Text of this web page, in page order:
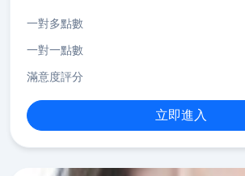
一對多點數
一對一點數
滿意度評分
立即進入